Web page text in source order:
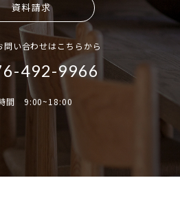
資料請求
問い合わせはこちらから
492-9966
間 9:00~18:00